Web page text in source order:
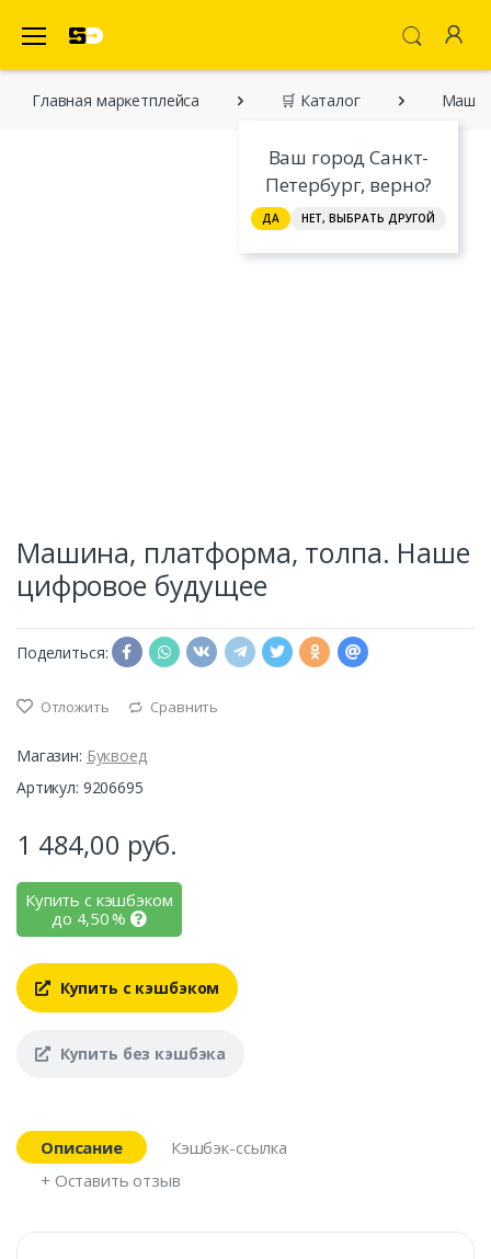
Ваш город Санкт-
Петербург, верно?
ДА НЕТ, ВЫБРАТЬ ДРУГОЙ
Главная марĸетплейса 🛒 Каталог
Машина, платформа, толпа. Наше
цифровое будущее
Поделиться:
Отложить Сравнить
Магазин: Буквоед
Артикул: 9206695
1 484,00 руб.
Купить с кэшбэком
до 4,50%
Купить с кэшбэком
Купить без кэшбэка
Описание
Кэшбэк-ссылка
+ Оставить отзыв